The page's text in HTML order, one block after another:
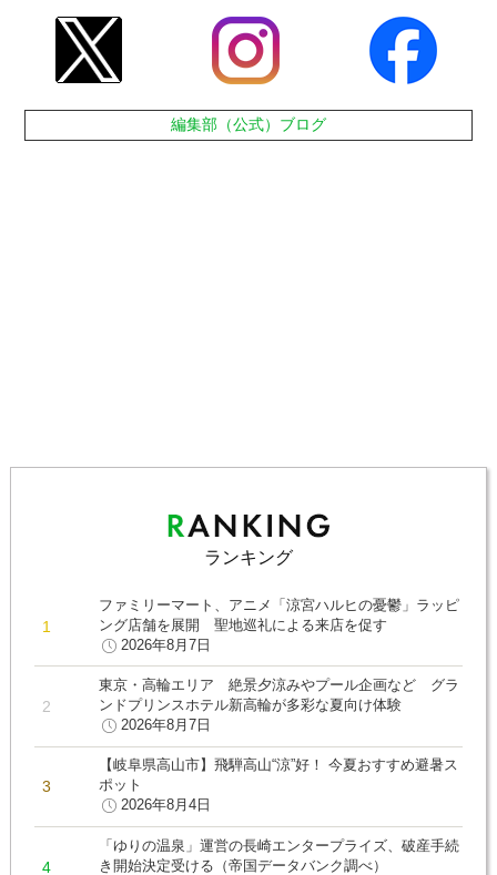
編集部（公式）ブログ
ランキング
ファミリーマート、アニメ「涼宮ハルヒの憂鬱」ラッピ
ング店舗を展開 聖地巡礼による来店を促す
2026年8月7日
東京・高輪エリア 絶景夕涼みやプール企画など グラ
ンドプリンスホテル新高輪が多彩な夏向け体験
2026年8月7日
【岐阜県高山市】飛騨高山“涼”好！ 今夏おすすめ避暑ス
ポット
2026年8月4日
「ゆりの温泉」運営の長崎エンタープライズ、破産手続
き開始決定受ける（帝国データバンク調べ）